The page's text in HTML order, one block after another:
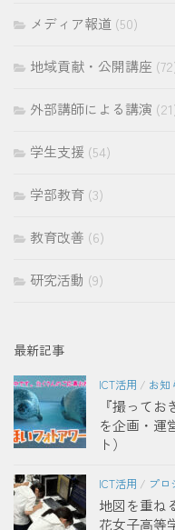
メディア報道 (50)
地域貢献・公開講座
外部講師による講演
学生支援 (54)
学部教育 (3)
教育改善 (6)
研究活動 (9)
最新記事
ICT活用 / お知
『撮って
を企画・運
ト）
ICT活用 / プロ
地図を重ね
花女子高等